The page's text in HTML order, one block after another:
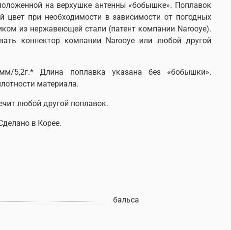
на верхушке антенны «бобышке». Поплавок
при необходимости в зависимости от погодных
из нержавеющей стали (патент компании Narooye).
коннектор компании Narooye или любой другой
5,2г.* Длина поплавка указана без «бобышки».
материала.
любой другой поплавок.
в Корее.
бальса